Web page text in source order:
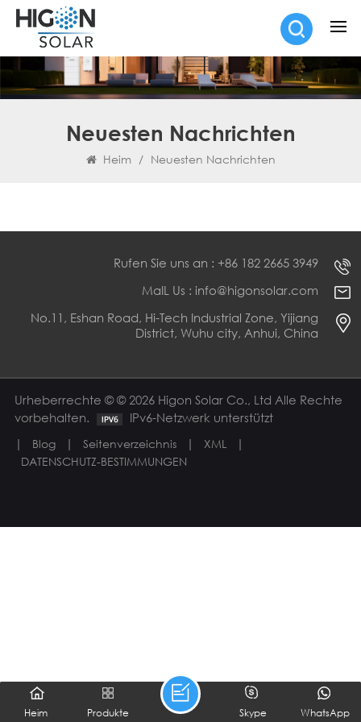
Neuesten Nachrichten
Heim / Neuesten Nachrichten
Rufen Sie uns an : +86 182 2665 3949
MaIL Us : info@higonsolar.com
No.11, Eshan Road, Hi-Tech Industrial Zone, Yijiang
District, Wuhu city, Anhui, China
Urheberrechte © © 2026 Higon Solar Co., Ltd Alle Rechte
vorbehalten.
IPv6-Netzwerk unterstützt
|
Blog | Seitenverzeichnis | XML |
DATENSCHUTZ-BESTIMMUNGEN
Heim Produkte WhatsApp
Skype